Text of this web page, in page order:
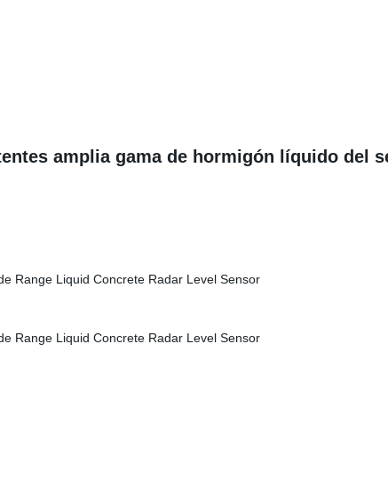
amplia gama de hormigón líquido del